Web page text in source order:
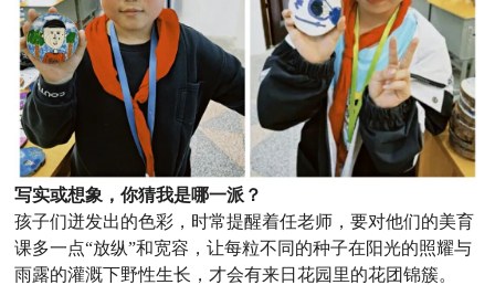
写实或想象，你猜我是哪一派？
孩子们迸发出的色彩，时常提醒着任老师，要对他们的美育
课多一点“放纵”和宽容，让每粒不同的种子在阳光的照耀与
雨露的灌溉下野性生长，才会有来日花园里的花团锦簇。